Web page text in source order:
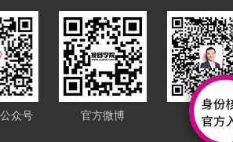
有越来越多的人开始把注意
力放到感情上面，但是由于
自小缺乏对这一方面...
问：破镜重圆公司挽回流程怎么
样？靠谱吗？...
众号 官方微博 康纳微博